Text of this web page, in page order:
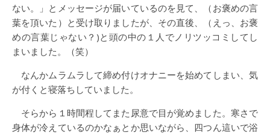
ない。」とメッセージが届いているのを見て、（お褒めの言
葉を頂いた）と受け取りましたが、その直後、（えっ、お褒
めの言葉じゃない？)と頭の中の１人でノリツッコミしてし
まいました。（笑）
なんかムラムラして締め付けオナニーを始めてしまい、気
が付くと寝落ちしていました。
そらから１時間程してまた尿意で目が覚めました。寒さで
身体が冷えているのかなぁとか思いながら、四つん這いで浴